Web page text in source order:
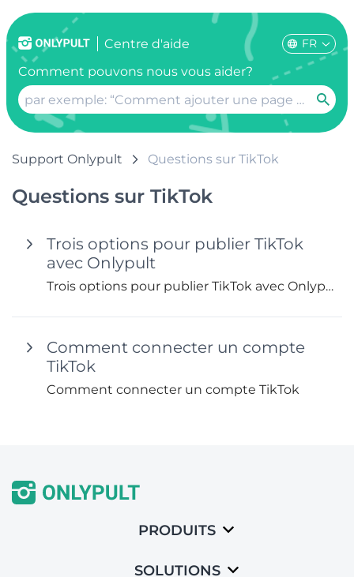
Centre d'aide FR
Comment pouvons nous vous aider?
Support Onlypult Questions sur TikTok
Questions sur TikTok
Trois options pour publier TikTok
avec Onlypult
Trois options pour publier TikTok avec Onlypult
Comment connecter un compte
TikTok
Comment connecter un compte TikTok
PRODUITS
SOLUTIONS